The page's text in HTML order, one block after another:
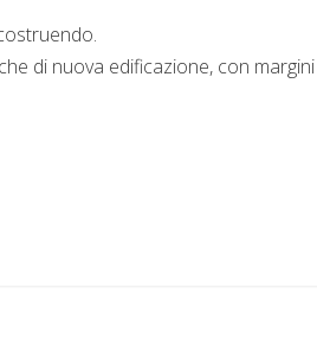
di nuova edificazione, con